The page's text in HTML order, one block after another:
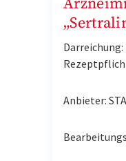
Anbieter: